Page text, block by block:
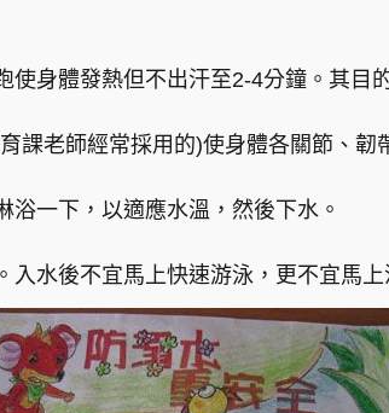
使身體發熱但不出汗至2-4分鐘。其目
課老師經常採用的)使身體各關節、韌
浴一下，以適應水溫，然後下水。
入水後不宜馬上快速游泳，更不宜馬